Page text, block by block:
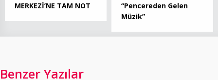
MERKEZİ’NE TAM NOT
“Pencereden Gelen
Müzik”
Benzer Yazılar